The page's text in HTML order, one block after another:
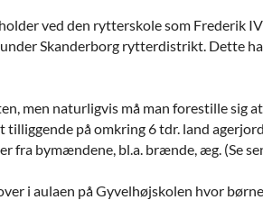
ved den rytterskole som Frederik
Skanderborg rytterdistrikt. Dette
men naturligvis må man forestille sig
på omkring 6 tdr. land
fra bymændene, bl.a. brænde, æg. (Se
i aulaen på Gyvelhøjskolen hvor